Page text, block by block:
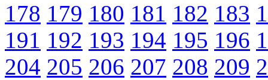
178 179 180 181 182 183
191 192 193 194 195 196
204 205 206 207 208 209